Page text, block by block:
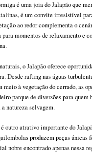
é uma joia do Jalapão que
é um convite irresistível
ao redor complementa o
momentos de relaxamento e
o Jalapão oferece
Desde rafting nas águas
meio à vegetação do cerrado, as
parque de diversões para quem
natureza selvagem.
outro atrativo importante do
produzem peças únicas
nobre encontrado apenas nessa